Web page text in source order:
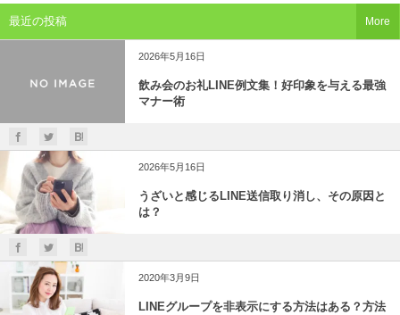
最近の投稿
2026年5月16日
飲み会のお礼LINE例文集！好印象を与える最強
マナー術
2026年5月16日
うざいと感じるLINE送信取り消し、その原因と
は？
2020年3月9日
LINEグループを非表示にする方法はある？方法
More